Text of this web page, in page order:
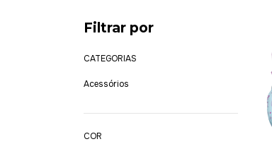
Filtrar por
CATEGORIAS
Acessórios
COR